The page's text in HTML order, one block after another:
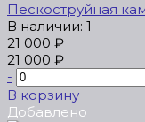
Пескоструйная
В наличии: 1
21 000 ₽
21 000 ₽
-
В корзину
Добавлено